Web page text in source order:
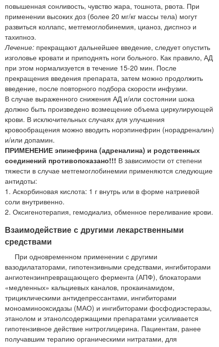
повышенная сонливость, чувство жара, тошнота, рвота. При
применении высоких доз (более 20 мг/кг массы тела) могут
развиться коллапс, метгемоглобинемия, цианоз, диспноэ и
тахипноэ.
Лечение: прекращают дальнейшее введение, следует опустить
изголовье кровати и приподнять ноги больного. Как правило, АД
при этом нормализуется в течение 15-20 мин. После
прекращения введения препарата, затем можно продолжить
введение, после повторного подбора скорости инфузии.
В случае выраженного снижения АД и/или состоянии шока
должно быть произведено возмещение объема циркулирующей
крови. В исключительных случаях для улучшения
кровообращения можно вводить норэпинефрин (норадреналин)
и/или допамин.
ПРИМЕНЕНИЕ эпинефрина (адреналина) и родственных
соединений противопоказано!!! В зависимости от степени
тяжести в случае метгемоглобинемии применяются следующие
антидоты:
1. Аскорбиновая кислота: 1 г внутрь или в форме натриевой
соли внутривенно.
2. Оксигенотерапия, гемодиализ, обменное переливание крови.
Взаимодействие с другими лекарственными
средствами
При одновременном применении с другими
вазодилататорами, гипотензивными средствами, ингибиторами
ангиотензинпревращающего фермента (АПФ), блокаторами
«медленных» кальциевых каналов, прокаинамидом,
трициклическими антидепрессантами, ингибиторами
моноаминооксидазы (МАО) и ингибиторами фосфодиэстеразы,
этанолом и этанолсодержащими препаратами усиливается
гипотензивное действие нитроглицерина. Пациентам, ранее
получавшим терапию органическими нитратами, для